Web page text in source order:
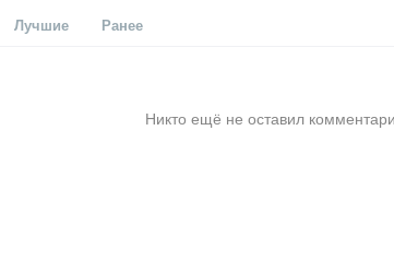
Лучшие Ранее
Никто ещё не оставил